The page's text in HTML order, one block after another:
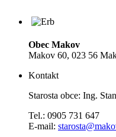
Obec Makov
Makov 60, 023 56
Kontakt
Starosta obce: Ing.
Tel.: 0905 731 647
E-mail: